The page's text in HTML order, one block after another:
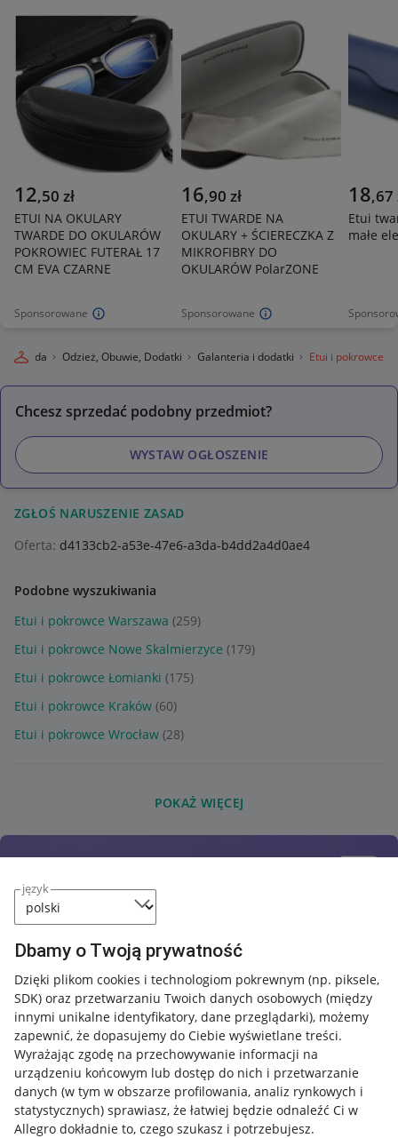
język
Dbamy o Twoją prywatność
Dzięki plikom cookies i technologiom pokrewnym (np. piksele,
SDK) oraz przetwarzaniu Twoich danych osobowych (między
innymi unikalne identyfikatory, dane przeglądarki), możemy
zapewnić, że dopasujemy do Ciebie wyświetlane treści.
Wyrażając zgodę na przechowywanie informacji na
urządzeniu końcowym lub dostęp do nich i przetwarzanie
danych (w tym w obszarze profilowania, analiz rynkowych i
statystycznych) sprawiasz, że łatwiej będzie odnaleźć Ci w
Allegro dokładnie to, czego szukasz i potrzebujesz.
Sponsorowane
12,50 zł
ETUI NA OKULARY
TWARDE DO OKULARÓW
POKROWIEC FUTERAŁ 17
CM EVA CZARNE
Sponsorowane
16,90 zł
ETUI TWARDE NA
OKULARY + ŚCIERECZKA Z
MIKROFIBRY DO
OKULARÓW PolarZONE
18,67
Etui
małe
Moda Odzież, Obuwie, Dodatki Galanteria i dodatki Etui i pokrowce
Chcesz sprzedać podobny przedmiot?
WYSTAW OGŁOSZENIE
ZGŁOŚ NARUSZENIE ZASAD
Oferta: d4133cb2-a53e-47e6-a3da-b4dd2a4d0ae4
Podobne wyszukiwania
Etui i pokrowce Warszawa (259)
Etui i pokrowce Nowe Skalmierzyce (179)
Etui i pokrowce Łomianki (175)
Etui i pokrowce Kraków (60)
Etui i pokrowce Wrocław (28)
POKAŻ WIĘCEJ